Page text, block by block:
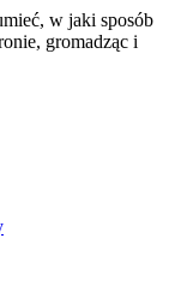
w jaki sposób
gromadząc i